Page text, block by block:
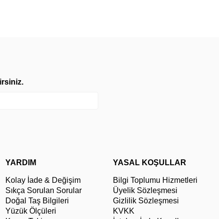
YARDIM
Kolay İade & Değişim
Sıkça Sorulan Sorular
Doğal Taş Bilgileri
Yüzük Ölçüleri
YASAL KOŞULLAR
Bilgi Toplumu Hizmetleri
Üyelik Sözleşmesi
Gizlilik Sözleşmesi
KVKK